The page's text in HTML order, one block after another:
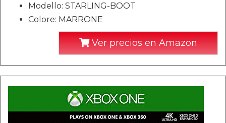
Modello: STARLING-BOOT
Colore: MARRONE
Ver precios en Amazon